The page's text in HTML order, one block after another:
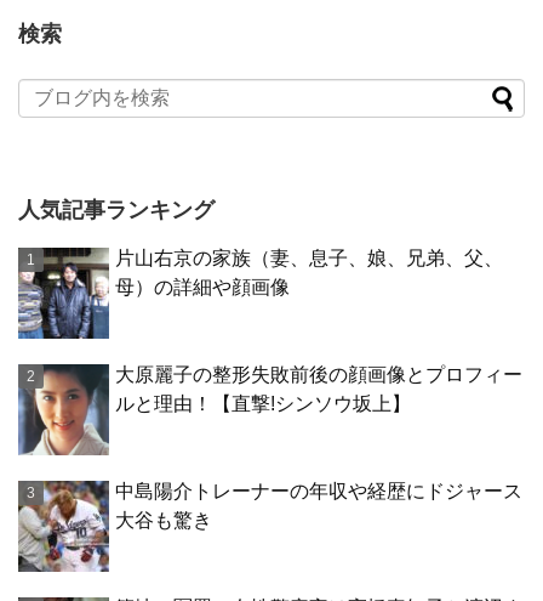
検索
人気記事ランキング
片山右京の家族（妻、息子、娘、兄弟、父、
母）の詳細や顔画像
大原麗子の整形失敗前後の顔画像とプロフィー
ルと理由！【直撃!シンソウ坂上】
中島陽介トレーナーの年収や経歴にドジャース
大谷も驚き